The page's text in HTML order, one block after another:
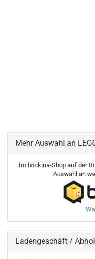
Mehr Auswahl an
Im brickina-Shop auf der
Auswahl an
Ladengeschäft /